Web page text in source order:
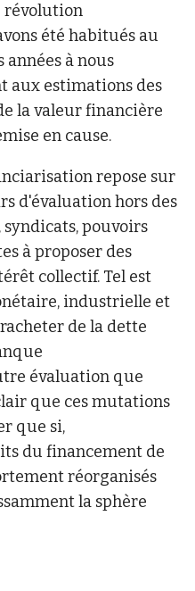
révolution
été habitués au
à nous
aux estimations des
la valeur financière
en cause.
repose sur
d'évaluation hors des
pouvoirs
à proposer des
collectif. Tel est
industrielle et
de la dette
évaluation que
que ces mutations
que si,
du financement de
réorganisés
la sphère